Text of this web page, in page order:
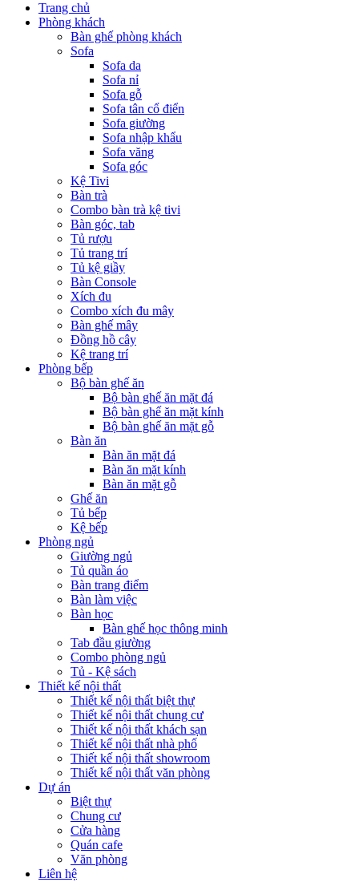
Trang chủ
Phòng khách
Bàn ghế phòng khách
Sofa
Sofa da
Sofa nỉ
Sofa gỗ
Sofa tân cổ điển
Sofa giường
Sofa nhập khẩu
Sofa văng
Sofa góc
Kệ Tivi
Bàn trà
Combo bàn trà kệ tivi
Bàn góc, tab
Tủ rượu
Tủ trang trí
Tủ kệ giầy
Bàn Console
Xích đu
Combo xích đu mây
Bàn ghế mây
Đồng hồ cây
Kệ trang trí
Phòng bếp
Bộ bàn ghế ăn
Bộ bàn ghế ăn mặt đá
Bộ bàn ghế ăn mặt kính
Bộ bàn ghế ăn mặt gỗ
Bàn ăn
Bàn ăn mặt đá
Bàn ăn mặt kính
Bàn ăn mặt gỗ
Ghế ăn
Tủ bếp
Kệ bếp
Phòng ngủ
Giường ngủ
Tủ quần áo
Bàn trang điểm
Bàn làm việc
Bàn học
Bàn ghế học thông minh
Tab đầu giường
Combo phòng ngủ
Tủ - Kệ sách
Thiết kế nội thất
Thiết kế nội thất biệt thự
Thiết kế nội thất chung cư
Thiết kế nội thất khách sạn
Thiết kế nội thất nhà phố
Thiết kế nội thất showroom
Thiết kế nội thất văn phòng
Dự án
Biệt thự
Chung cư
Cửa hàng
Quán cafe
Văn phòng
Liên hệ